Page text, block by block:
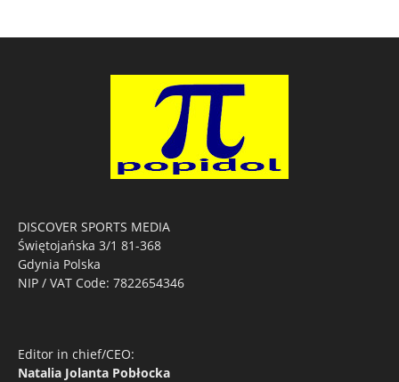
DISCOVER SPORTS MEDIA
Świętojańska 3/1 81-368
Gdynia Polska
NIP / VAT Code: 7822654346
Editor in chief/CEO:
Natalia Jolanta Pobłocka